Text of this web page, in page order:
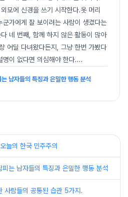
모에 신경을 쓰기 시작한다.옷 머리
군가에게 잘 보이려는 사람이 생겼다는
네 번째, 함께 하지 않은 활동이 많아
어딜 다녀왔다든지, 그냥 한번 가봤다
명이 없다면 의심해야 한다....
남자들의 특징과 은밀한 행동 분석
늘의 한국 민주주의
피는 남자들의 특징과 은밀한 행동 분석
사람들의 공통된 습관 5가지.